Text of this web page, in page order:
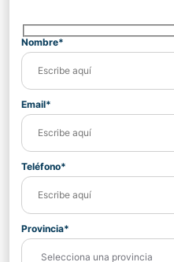
Nombre*
Email*
Teléfono*
Provincia*